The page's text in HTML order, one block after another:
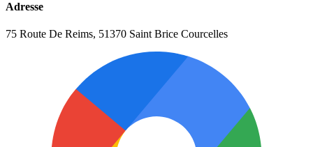
Adresse
75 Route De Reims, 51370 Saint Brice Courcelles